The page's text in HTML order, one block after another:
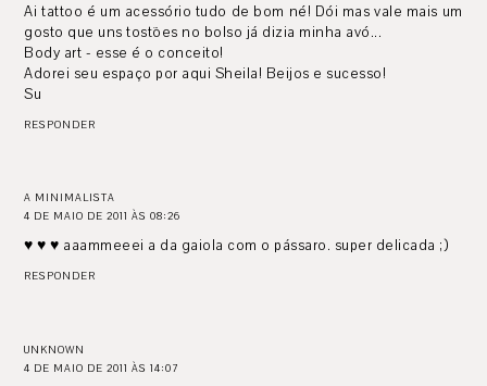
Ai tattoo é um acessório tudo de bom né! Dói mas vale mais um
gosto que uns tostões no bolso já dizia minha avó...
Body art - esse é o conceito!
Adorei seu espaço por aqui Sheila! Beijos e sucesso!
Su
RESPONDER
A MINIMALISTA
4 DE MAIO DE 2011 ÀS 08:26
♥ ♥ ♥ aaammeeei a da gaiola com o pássaro. super delicada ;)
RESPONDER
UNKNOWN
4 DE MAIO DE 2011 ÀS 14:07